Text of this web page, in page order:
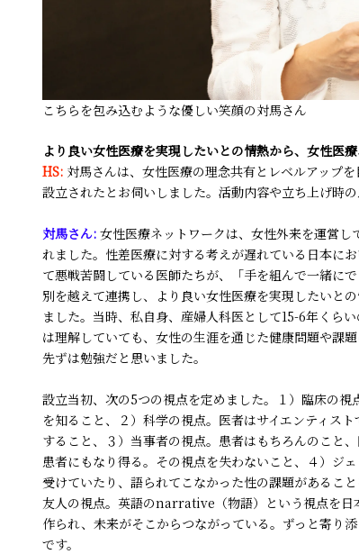
こちらを包み込むような優しい笑顔の対馬さん
より良い女性医療を実現したいとの情熱から、女性医
HS: 対馬さんは、女性医療の理念共有とレベルアップ
設立されたとお伺いしました。活動内容や立ち上げ時
対馬さん: 女性医療ネットワークは、女性外来を運営
れました。性差医療に対する考えが遅れている日本に
て悪戦苦闘している医師たちが、「手を組んで一緒に
別を越えて連携し、より良い女性医療を実現したいと
ました。当時、私自身、産婦人科医として15-6年くら
は理解していても、女性の生涯を通じた健康問題や課
先ずは勉強だと思いました。
設立当初、次の5つの視点を定めました。１）臨床の
を知ること、２）科学の視点。医者はサイエンティス
すること、３）当事者の視点。患者はもちろんのこと
患者にもなり得る。その視点を失わないこと、４）ジ
受けていたり、語られてこなかった性の課題があるこ
友人の視点。英語のnarrative（物語）という視点を日
作られ、未来がそこからつながっている。ずっと寄り
です。